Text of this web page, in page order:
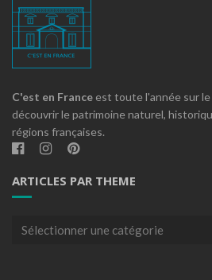
C'est en France est toute l'année sur
découvrir le patrimoine naturel,
régions françaises.
ARTICLES PAR THEME
Articles